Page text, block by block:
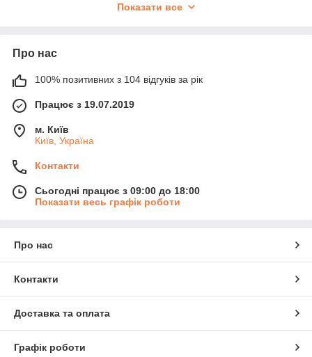
Показати все
Про нас
100% позитивних з 104 відгуків за рік
Працює з 19.07.2019
м. Київ
Київ, Україна
Контакти
Сьогодні працює з 09:00 до 18:00
Показати весь графік роботи
Про нас
Контакти
Доставка та оплата
Графік роботи